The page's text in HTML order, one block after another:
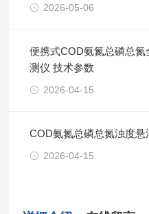
2026-05-06
便携式COD氨氮总磷总
测仪 技术参数
2026-04-15
COD氨氮总磷总氮浊度悬
2026-04-15